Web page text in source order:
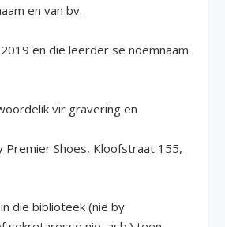
en van bv.
en die leerder se noemnaam
vir gravering en
Premier Shoes, Kloofstraat 155,
die biblioteek (nie by